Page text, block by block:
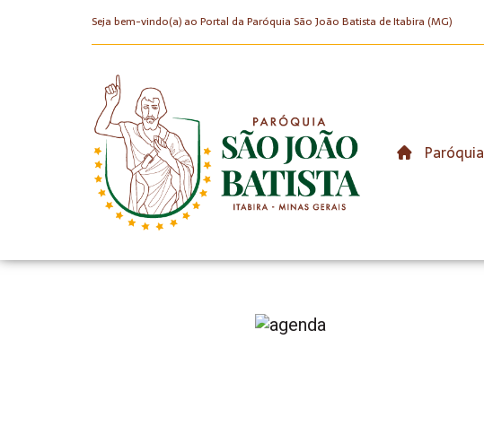
Seja bem-vindo(a) ao Portal da Paróquia São João Batista de Itabira (MG)
Paróquia